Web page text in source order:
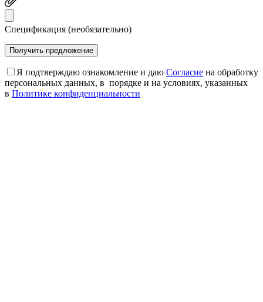
Спецификация (необязательно)
Я подтверждаю ознакомление и даю Согласие на обработку
персональных данных, в порядке и на условиях, указанных
в Политике конфиденциальности